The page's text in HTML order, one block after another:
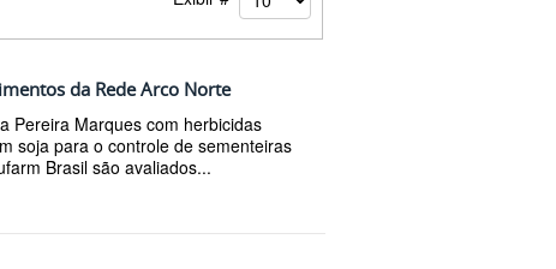
da Rede Arco Norte
Pereira Marques com herbicidas
soja para o controle de sementeiras
Brasil são avaliados...